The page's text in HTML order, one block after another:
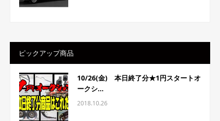
ピックアップ商品
10/26(金) 本日終了分★1円スタートオ
ークシ...
2018.10.26